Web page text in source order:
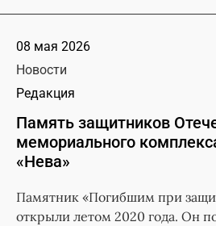
08 мая 2026
Новости
Редакция
Память защитников
мемориального
«Нева»
Памятник «Погибшим при
открыли летом 2020 года. Он